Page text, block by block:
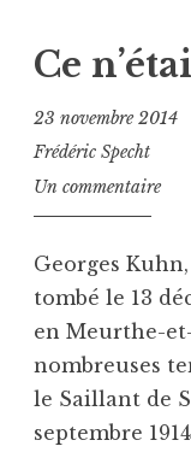
Ce
23 novembre 2014
Frédéric Specht
Un commentaire
Georges
tombé le 13
en Meurthe-
nombreuses
le Saillant de
septembre